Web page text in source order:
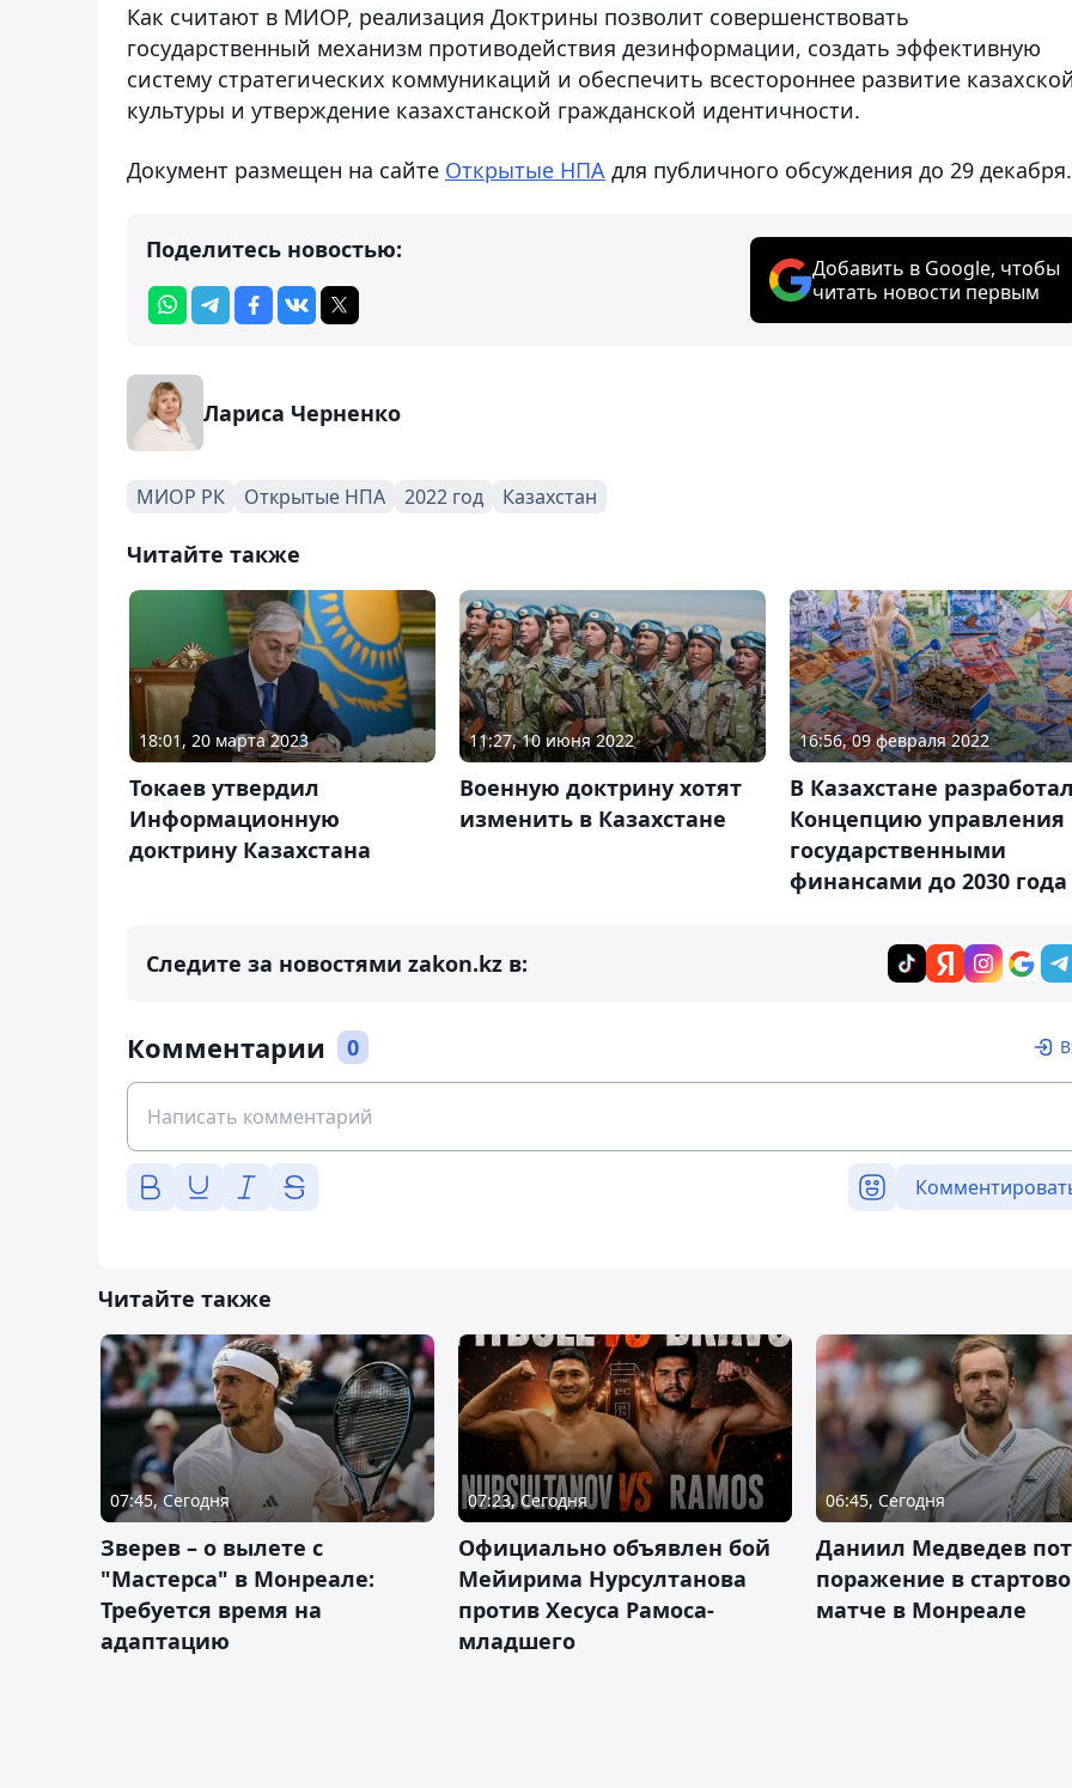
Как считают в МИОР, реализация Доктрины позволит совершенствовать
государственный механизм противодействия дезинформации, создать эффективную
систему стратегических коммуникаций и обеспечить всестороннее развитие казахской
культуры и утверждение казахстанской гражданской идентичности.
Документ размещен на сайте Открытые НПА для публичного обсуждения до 29 декабря.
Поделитесь новостью:
Добавить в Google, чтобы
читать новости первым
Лариса Черненко
МИОР РК Открытые НПА 2022 год Казахстан
Читайте также
18:01, 20 марта 2023
Токаев утвердил
Информационную
доктрину Казахстана
11:27, 10 июня 2022
Военную доктрину хотят
изменить в Казахстане
16:56, 09 февраля 2022
В Казахстане
Концепцию управления
государственными
финансами до 2030 года
Следите за новостями zakon.kz в:
Комментарии 0
Читайте также
07:45, Сегодня
Зверев – о вылете с
"Мастерса" в Монреале:
Требуется время на
адаптацию
07:23, Сегодня
Официально объявлен бой
Мейирима Нурсултанова
против Хесуса Рамоса-
младшего
06:45, Сегодня
Даниил Медведев
поражение в
матче в Монреале